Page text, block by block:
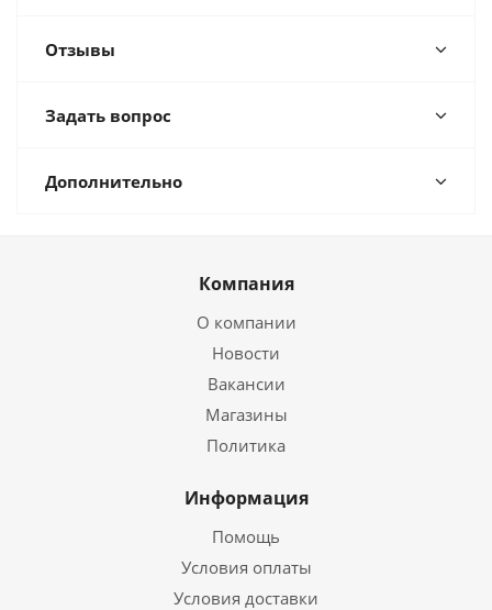
Отзывы
Задать вопрос
Дополнительно
Компания
О компании
Новости
Вакансии
Магазины
Политика
Информация
Помощь
Условия оплаты
Условия доставки